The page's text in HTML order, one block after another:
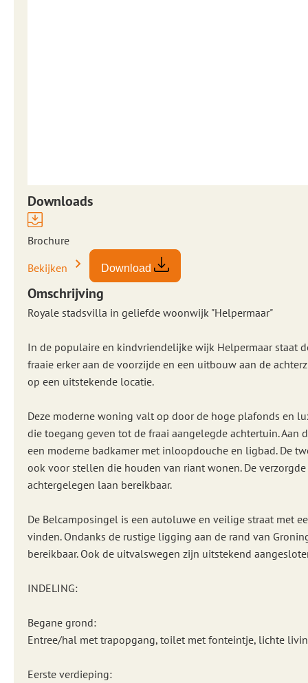
Downloads
Brochure
Bekijken
Download
Omschrijving
Royale stadsvilla in geliefde woonwijk "Helpermaar"
In de populaire en kindvriendelijke wijk Helpermaar staat
fraaie erker aan de voorzijde en een uitbouw aan de
op een uitstekende locatie.
Deze moderne woning valt op door de hoge plafonds en
die toegang geven tot de fraai aangelegde achtertuin.
een moderne badkamer met inloopdouche en ligbad. De
ook voor stellen die houden van riant wonen. De
achtergelegen laan bereikbaar.
De Belcamposingel is een autoluwe en veilige straat met
vinden. Ondanks de rustige ligging aan de rand van
bereikbaar. Ook de uitvalswegen zijn uitstekend
INDELING:
Begane grond:
Entree/hal met trapopgang, toilet met fonteintje, lichte
Eerste verdieping: